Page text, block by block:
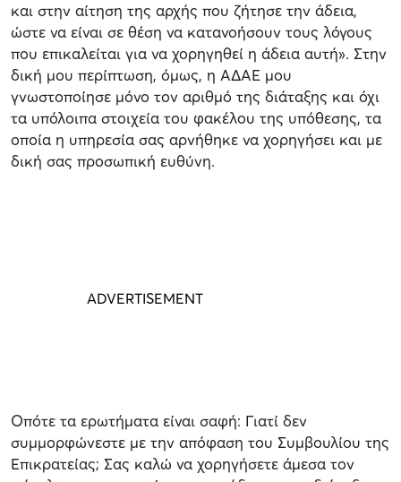
και στην αίτηση της αρχής που ζήτησε την άδεια,
ώστε να είναι σε θέση να κατανοήσουν τους λόγους
που επικαλείται για να χορηγηθεί η άδεια αυτή». Στην
δική μου περίπτωση, όμως, η ΑΔΑΕ μου
γνωστοποίησε μόνο τον αριθμό της διάταξης και όχι
τα υπόλοιπα στοιχεία του φακέλου της υπόθεσης, τα
οποία η υπηρεσία σας αρνήθηκε να χορηγήσει και με
δική σας προσωπική ευθύνη.
Οπότε τα ερωτήματα είναι σαφή: Γιατί δεν
συμμορφώνεστε με την απόφαση του Συμβουλίου της
Επικρατείας; Σας καλώ να χορηγήσετε άμεσα τον